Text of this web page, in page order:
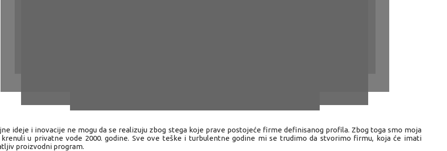
ideje i inovacije ne mogu da se realizuju zbog stega koje prave postojeće firme definisanog profila. Zbog toga smo moja
krenuli u privatne vode 2000. godine. Sve ove teške i turbulentne godine mi se trudimo da stvorimo firmu, koja će imati
proizvodni program.